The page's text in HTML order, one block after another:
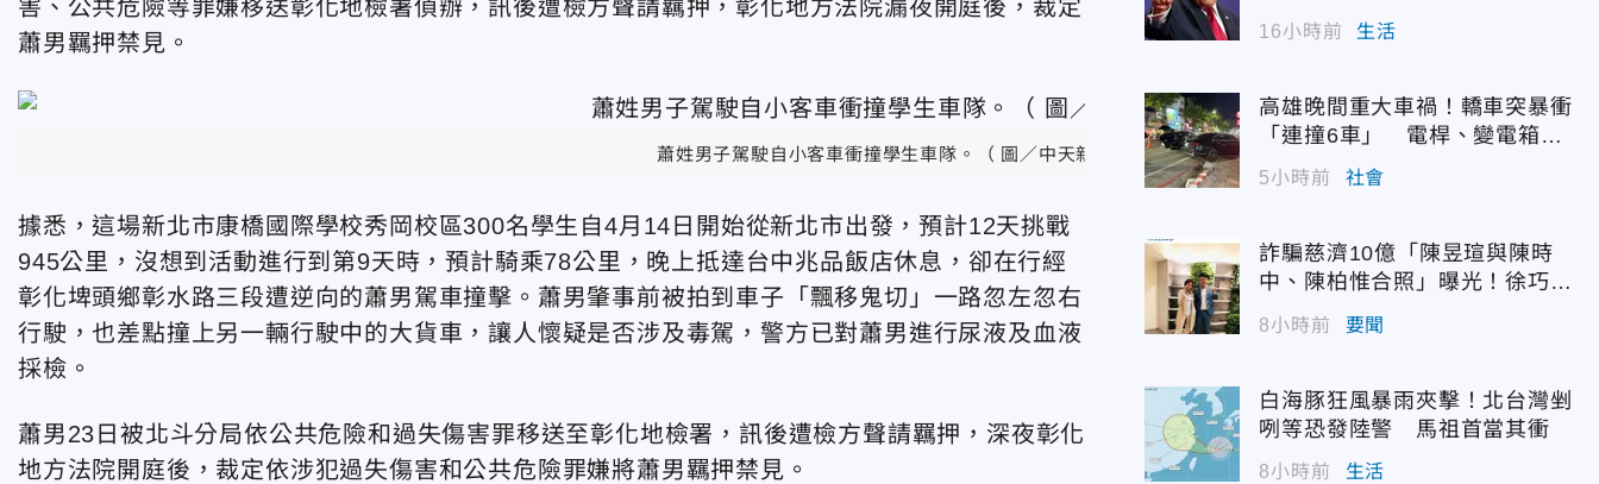
害、公共危險等罪嫌移送彰化地檢署偵辦，訊後遭檢方聲請羈押，彰化地方法院漏夜開庭後，裁定
蕭男羈押禁見。
蕭姓男子駕駛自小客車衝撞學生車隊。（ 圖／中天新聞）
據悉，這場新北市康橋國際學校秀岡校區300名學生 自4月14日開始從新北市出發，預計12天挑戰
945公里，沒想到活動進行到第9天時，預計騎乘78公里，晚上抵達台中兆品飯店休息，卻在行經
彰化埤頭鄉彰水路三段遭逆向的蕭男駕車撞擊。 蕭男肇事前被拍到車子「飄移鬼切」一路忽左忽右
行駛，也差點撞上另一輛行駛中的大貨車，讓人懷疑是否涉及毒駕，警方已對蕭男進行尿液及血液
採檢。
蕭男23日被北斗分局依公共危險和過失傷害罪移送至彰化地檢署， 訊後遭檢方聲請羈押，深夜彰化
地方法院開庭後，裁定依涉犯過失傷害和公共危險罪嫌將蕭男羈押禁見。
16小時前 生活
高雄晚間重大車禍！轎車突暴衝
「連撞6車」 電桿、變電箱全
遭殃
5小時前 社會
詐騙慈濟10億「陳昱瑄與陳時
中、陳柏惟合照」曝光！徐巧芯
震撼出手
8小時前 要聞
白海豚狂風暴雨夾擊！北台灣剉
咧等恐發陸警 馬祖首當其衝
8小時前 生活